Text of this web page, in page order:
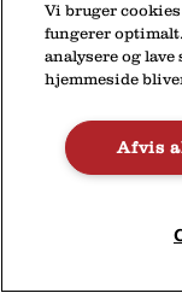
Vi bruger
fungerer
analysere og
hjemmeside
Afvis